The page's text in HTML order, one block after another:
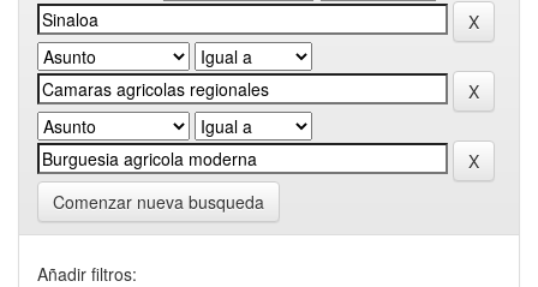
Comenzar nueva busqueda
Añadir filtros: